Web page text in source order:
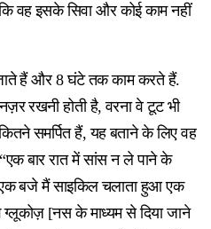
वह इसके सिवा और कोई काम नहीं
हैं और 8 घंटे तक काम करते हैं.
रखनी होती है, वरना वे टूट भी
समर्पित हैं, यह बताने के लिए वह
बार रात में सांस न ले पाने के
बजे मैं साइकिल चलाता हुआ एक
[नस के माध्यम से दिया जाने